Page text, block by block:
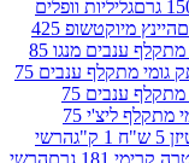
וופלים
היינץ מיוקטשופ 425
ממתק גומי מתקלף ענבים מנגו 85
ממתק גומי מתקלף ענבים 75
ממתק גומי מתקלף ענבים 75
ממתק גומי מתקלף ליצ'י 75
הרשי
הרשי